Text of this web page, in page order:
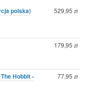
polska) 529,95 zł
179,95 zł
Hobbit -
77,95 zł